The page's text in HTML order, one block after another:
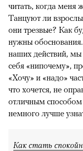
читать, когда меня
Танцуют ли
они трезвые? Как
нужны
наших действий,
себя «нипочему»,
«Хочу» и «надо»
что хочется, не
отличным способом
немного лучше
Как стать